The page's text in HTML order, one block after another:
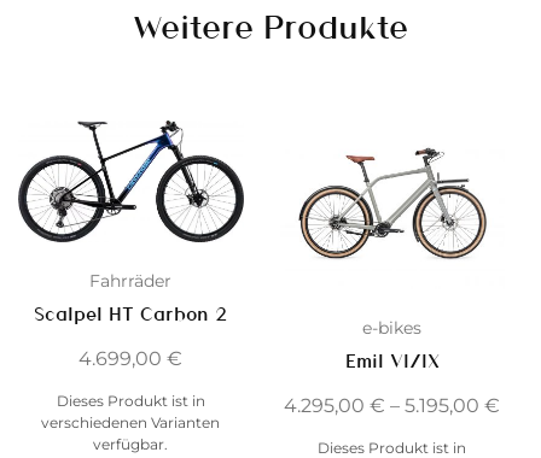
Weitere Produkte
Fahrräder
Scalpel HT Carbon 2
4.699,00€
Dieses Produkt ist in
verschiedenen Varianten
verfügbar.
e-bikes
Emil VI/IX
4.295,00€ –5.195,00€
Dieses Produkt ist in